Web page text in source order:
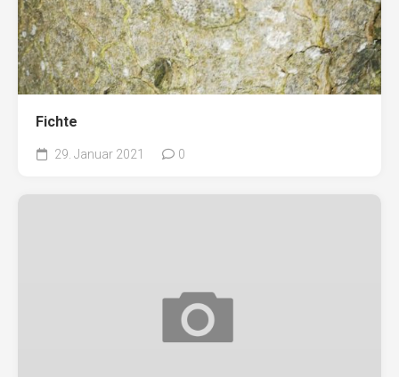
Fichte
29. Januar 2021 0